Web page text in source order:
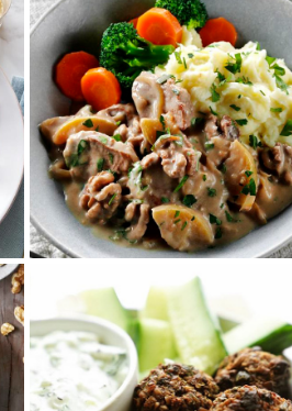
カリフォルニアくる
み、ポーク、りんごの
キャセロール
豚肉をくるみやりんご、玉ねぎ